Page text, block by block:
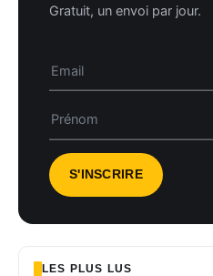
Gratuit, un envoi par jour.
LES PLUS LUS